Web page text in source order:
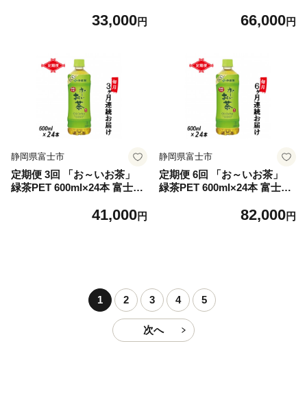
33,000円 66,000円
静岡県富士市
定期便 3回 「お～いお茶」
緑茶PET 600ml×24本 富士市
41,000円
静岡県富士市
定期便 6回 「お～いお茶」
緑茶PET 600ml×24本 富士市
82,000円
1 2 3 4 5
次へ